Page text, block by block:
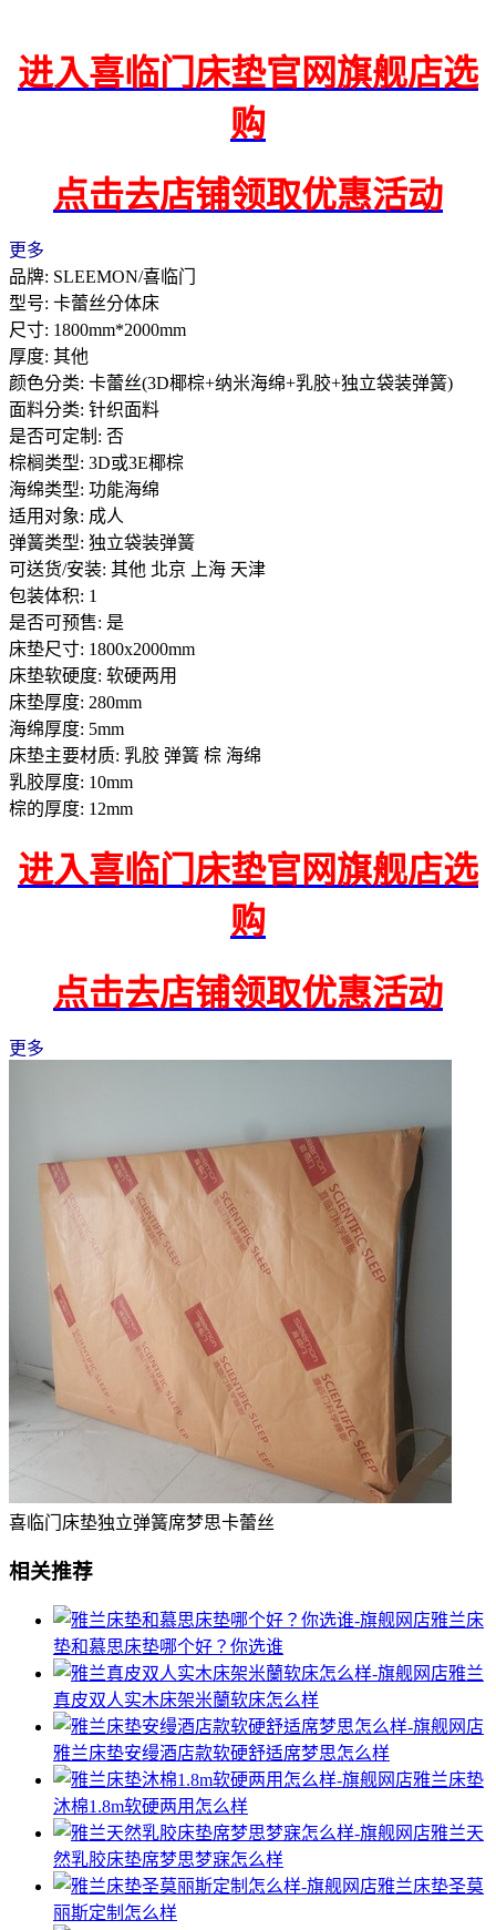
进入喜临门床垫官网旗舰店选
购
点击去店铺领取优惠活动
更多
品牌: SLEEMON/喜临门
型号: 卡蕾丝分体床
尺寸: 1800mm*2000mm
厚度: 其他
颜色分类: 卡蕾丝(3D椰棕+纳米海绵+乳胶+独立袋装弹簧)
面料分类: 针织面料
是否可定制: 否
棕榈类型: 3D或3E椰棕
海绵类型: 功能海绵
适用对象: 成人
弹簧类型: 独立袋装弹簧
可送货/安装: 其他 北京 上海 天津
包装体积: 1
是否可预售: 是
床垫尺寸: 1800x2000mm
床垫软硬度: 软硬两用
床垫厚度: 280mm
海绵厚度: 5mm
床垫主要材质: 乳胶 弹簧 棕 海绵
乳胶厚度: 10mm
棕的厚度: 12mm
进入喜临门床垫官网旗舰店选
购
点击去店铺领取优惠活动
更多
喜临门床垫独立弹簧席梦思卡蕾丝
相关推荐
雅兰床
垫和慕思床垫哪个好？你选谁
雅兰
真皮双人实木床架米蘭软床怎么样
雅兰床垫安缦酒店款软硬舒适席梦思怎么样
雅兰床垫
沐棉1.8m软硬两用怎么样
雅兰天
然乳胶床垫席梦思梦寐怎么样
雅兰床垫圣莫
丽斯定制怎么样